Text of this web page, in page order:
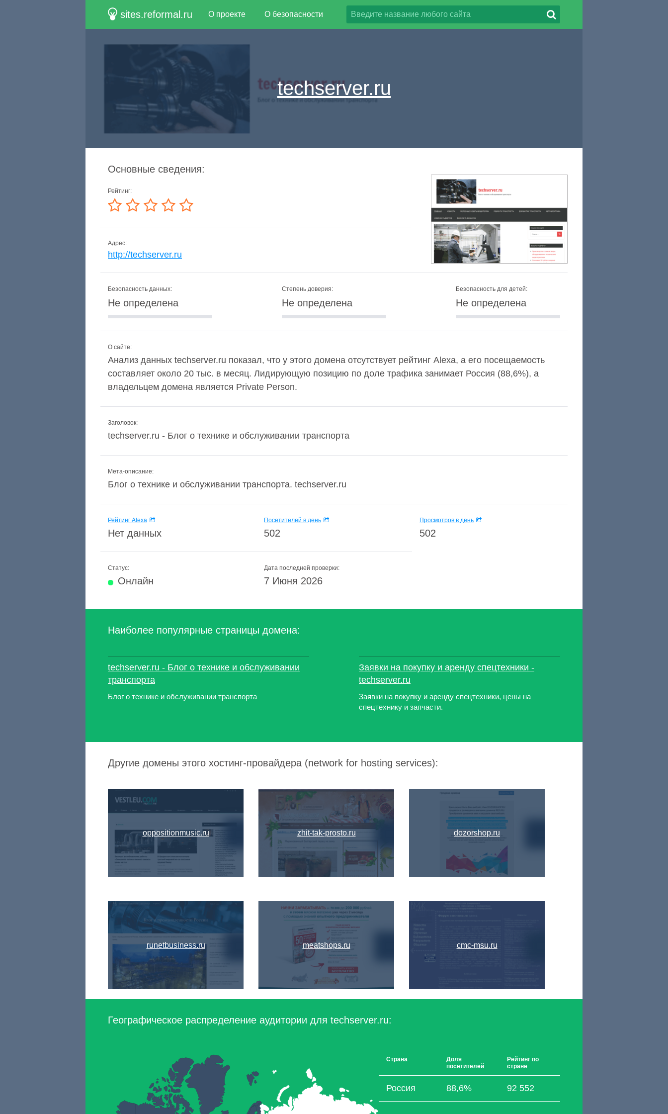
sites.reformal.ru О проекте О безопасности
techserver.ru
Основные сведения:
Рейтинг:
Адрес:
http://techserver.ru
Безопасность данных:
Не определена
Степень доверия:
Не определена
Безопасность для детей:
Не определена
О сайте:
Анализ данных techserver.ru показал, что у этого домена отсутствует рейтинг Alexa, а его посещаемость
составляет около 20 тыс. в месяц. Лидирующую позицию по доле трафика занимает Россия (88,6%), а
владельцем домена является Private Person.
Заголовок:
techserver.ru - Блог о технике и обслуживании транспорта
Мета-описание:
Блог о технике и обслуживании транспорта. techserver.ru
Рейтинг Alexa
Нет данных
Посетителей в день
502
Просмотров в день
502
Статус:
Онлайн
Дата последней проверки:
7 Июня 2026
Наиболее популярные страницы домена:
techserver.ru - Блог о технике и обслуживании
транспорта
Блог о технике и обслуживании транспорта
Заявки на покупку и аренду спецтехники -
techserver.ru
Заявки на покупку и аренду спецтехники, цены на
спецтехнику и запчасти.
Другие домены этого хостинг-провайдера (network for hosting services):
oppositionmusic.ru
runetbusiness.ru
zhit-tak-prosto.ru
meatshops.ru
dozorshop.ru
cmc-msu.ru
Географическое распределение аудитории для techserver.ru:
Страна
Доля
посетителей
Рейтинг по
стране
Россия 88,6% 92 552